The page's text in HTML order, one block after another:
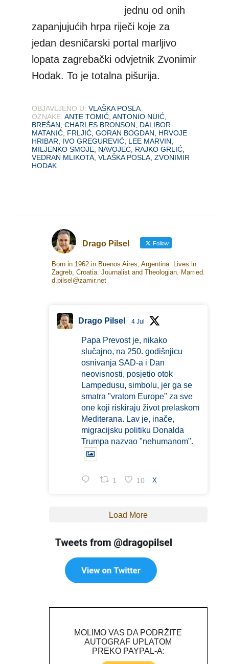
jednu od onih
zapanjujućih hrpa riječi koje za
jedan desničarski portal marljivo
lopata zagrebački odvjetnik Zvonimir
Hodak. To je totalna pišurija.
OBJAVLJENO U: VLAŠKA POSLA
OZNAKE: ANTE TOMIĆ ,ANTONIO NUIĆ
BREŠAN ,CHARLES BRONSON
DALIBOR
MATANIĆ FRLJIĆ ,GORAN BOGDAN
HRVOJE
HRIBAR
IVO GREGUREVIĆ LEE MARVIN
MILJENKO SMOJE NAVOJEC RAJKO GRLIĆ
VEDRAN MLIKOTA ,VLAŠKA POSLA ,ZVONIMIR
HODAK
Drago Pilsel Follow
Born in 1962 in Buenos Aires, Argentina. Lives in
Zagreb, Croatia. Journalist and Theologian. Married.
d.pilsel@zamir.net
Drago Pilsel 4 Jul
Papa Prevost je, nikako
slučajno, na 250. godišnjicu
osnivanja SAD-a i Dan
neovisnosti, posjetio otok
Lampedusu, simbolu, jer ga se
smatra "vratom Europe" za sve
one koji riskiraju život prelaskom
Mediterana. Lav je, inače,
migracijsku politiku Donalda
Trumpa nazvao "nehumanom".
1 10 X
Load More
MOLIMO VAS DA PODRŽITE
AUTOGRAF UPLATOM
PREKO PAYPAL-A: